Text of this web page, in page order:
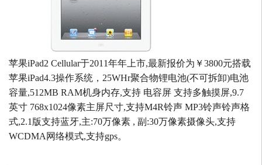
苹果iPad2 Cellular于2011年年上市,最新报价为￥3800元搭载
苹果iPad4.3操作系统，25WHr聚合物锂电池(不可拆卸)电池
容量,512MB RAM机身内存,支持 电容屏 支持多触摸屏,9.7
英寸 768x1024像素主屏尺寸,支持M4R铃声 MP3铃声铃声格
式,2.1版支持蓝牙,主:70万像素 , 副:30万像素摄像头,支持
WCDMA网络模式,支持gps。